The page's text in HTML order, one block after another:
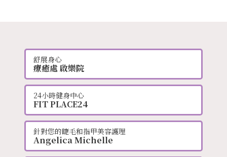
舒展身心
療癒處 啟樂院
24小時健身中心
FIT PLACE24
針對您的睫毛和指甲美容護理
Angelica Michelle